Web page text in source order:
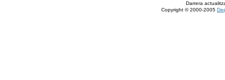
Darrera
Copyright © 2000-2005